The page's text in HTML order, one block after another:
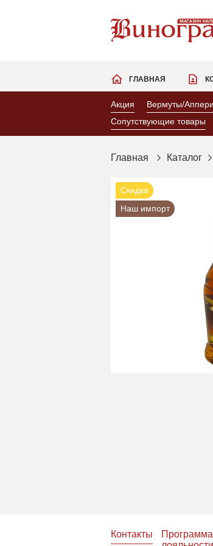
ГЛАВНАЯ
Акция Вермуты/
Сопутствующие товары
Главная Каталог
Скидка
Наш импорт
Контакты
Программа